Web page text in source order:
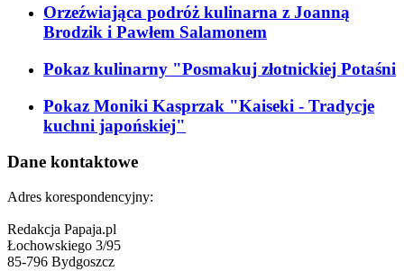
Orzeźwiająca podróż kulinarna z Joanną
Brodzik i Pawłem Salamonem
Pokaz kulinarny "Posmakuj złotnickiej Potaśni
Pokaz Moniki Kasprzak "Kaiseki - Tradycje
kuchni japońskiej"
Dane kontaktowe
Adres korespondencyjny:
Redakcja Papaja.pl
Łochowskiego 3/95
85-796 Bydgoszcz